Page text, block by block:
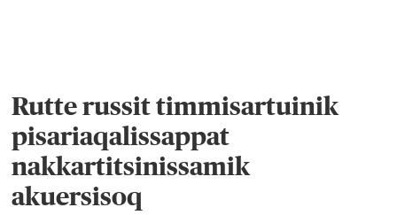
Rutte russit timmisartuinik
pisariaqalissappat
nakkartitsinissamik
akuersisoq